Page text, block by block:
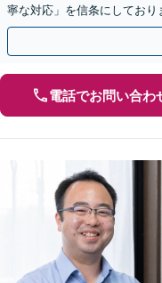
寧な対応」を信条にしてお
のため全力を尽くします。
電話でお問い合わ